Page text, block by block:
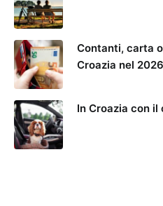
Contanti, carta
Croazia nel 2026
In Croazia con il